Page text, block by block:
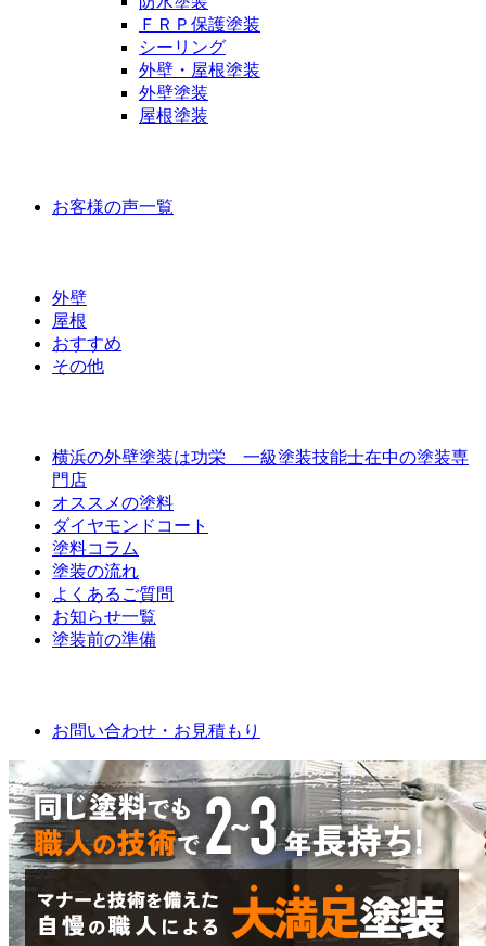
ＦＲＰ保護塗装
シーリング
外壁・屋根塗装
外壁塗装
屋根塗装
お客様の声一覧
外壁
屋根
おすすめ
その他
横浜の外壁塗装は功栄 一級塗装技能士在中の塗装専
門店
オススメの塗料
ダイヤモンドコート
塗料コラム
塗装の流れ
よくあるご質問
お知らせ一覧
塗装前の準備
お問い合わせ・お見積もり